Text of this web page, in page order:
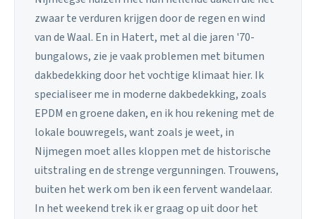
zwaar te verduren krijgen door de regen en wind
van de Waal. En in Hatert, met al die jaren '70-
bungalows, zie je vaak problemen met bitumen
dakbedekking door het vochtige klimaat hier. Ik
specialiseer me in moderne dakbedekking, zoals
EPDM en groene daken, en ik hou rekening met de
lokale bouwregels, want zoals je weet, in
Nijmegen moet alles kloppen met de historische
uitstraling en de strenge vergunningen. Trouwens,
buiten het werk om ben ik een fervent wandelaar.
In het weekend trek ik er graag op uit door het